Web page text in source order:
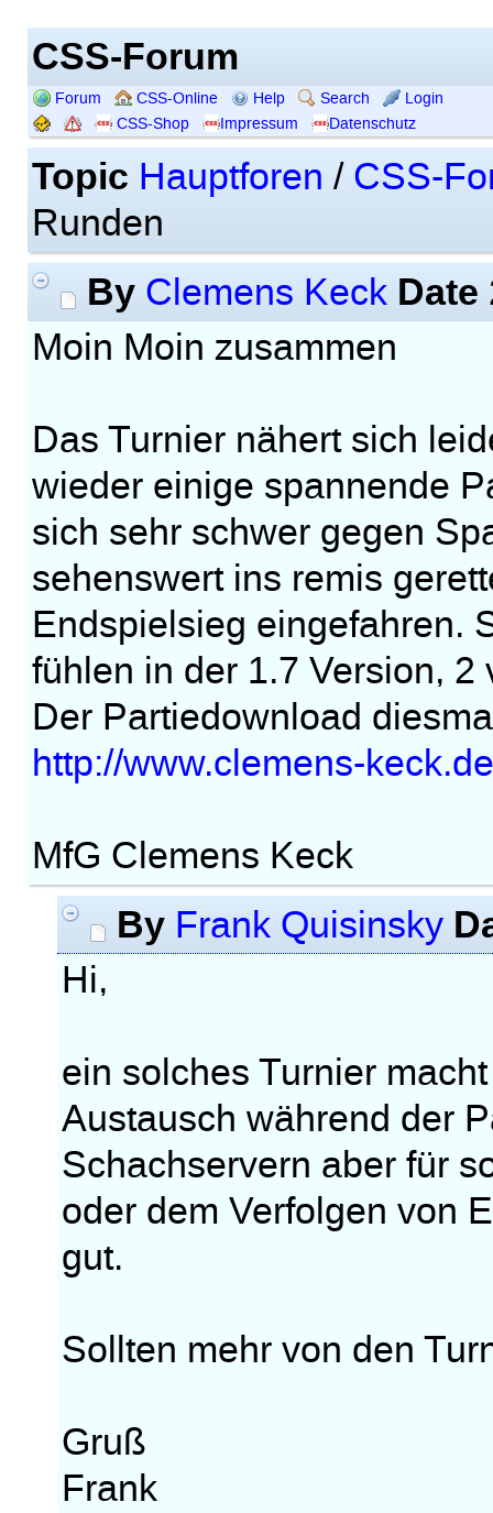
CSS-Forum
Forum CSS-Online Help Search
Login
CSS-Shop
Impressum Datenschutz
Topic Hauptforen / CSS-
Runden
By Clemens Keck Date
Moin Moin zusammen
Das Turnier nähert sich
wieder einige spannende
sich sehr schwer gegen
sehenswert ins remis
Endspielsieg eingefahren.
fühlen in der 1.7 Version,
Der Partiedownload
http://www.clemens-
MfG Clemens Keck
By Frank Quisinsky
Hi,
ein solches Turnier
Austausch während der
Schachservern aber für
oder dem Verfolgen von
gut.
Sollten mehr von den
Gruß
Frank